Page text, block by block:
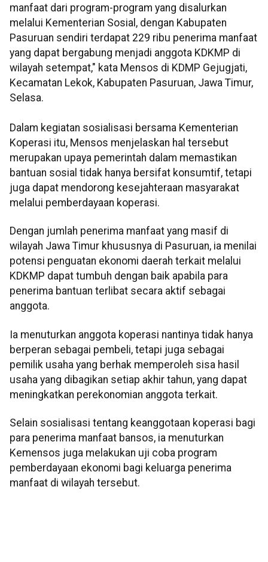
manfaat dari program-program yang disalurkan
melalui Kementerian Sosial, dengan Kabupaten
Pasuruan sendiri terdapat 229 ribu penerima manfaat
yang dapat bergabung menjadi anggota KDKMP di
wilayah setempat," kata Mensos di KDMP Gejugjati,
Kecamatan Lekok, Kabupaten Pasuruan, Jawa Timur,
Selasa.
Dalam kegiatan sosialisasi bersama Kementerian
Koperasi itu, Mensos menjelaskan hal tersebut
merupakan upaya pemerintah dalam memastikan
bantuan sosial tidak hanya bersifat konsumtif, tetapi
juga dapat mendorong kesejahteraan masyarakat
melalui pemberdayaan koperasi.
Dengan jumlah penerima manfaat yang masif di
wilayah Jawa Timur khususnya di Pasuruan, ia menilai
potensi penguatan ekonomi daerah terkait melalui
KDKMP dapat tumbuh dengan baik apabila para
penerima bantuan terlibat secara aktif sebagai
anggota.
Ia menuturkan anggota koperasi nantinya tidak hanya
berperan sebagai pembeli, tetapi juga sebagai
pemilik usaha yang berhak memperoleh sisa hasil
usaha yang dibagikan setiap akhir tahun, yang dapat
meningkatkan perekonomian anggota terkait.
Selain sosialisasi tentang keanggotaan koperasi bagi
para penerima manfaat bansos, ia menuturkan
Kemensos juga melakukan uji coba program
pemberdayaan ekonomi bagi keluarga penerima
manfaat di wilayah tersebut.